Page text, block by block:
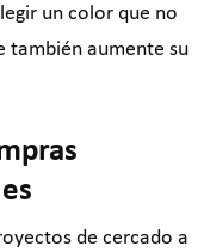
un color que no
también aumente su
de cercado a